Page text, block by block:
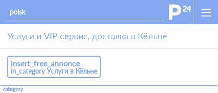
Услуги и VIP сервис, доставка в Кёльне
insert_free_annonce
in_category Услуги в Кёльне
category